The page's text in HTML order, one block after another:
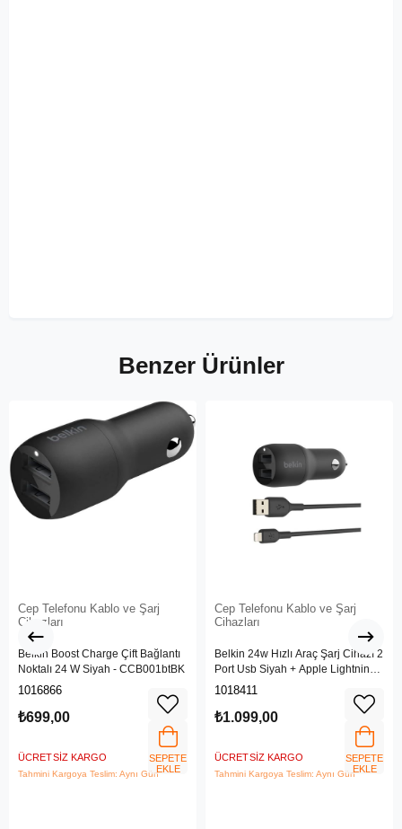
Benzer Ürünler
Cep Telefonu Kablo ve Şarj
Cihazları
Belkin Boost Charge Çift Bağlantı
Noktalı 24 W Siyah - CCB001btBK
1016866
₺699,00
ÜCRETSIZ KARGO
Tahmini Kargoya Teslim: Aynı Gün
SEPETE
EKLE
Cep Telefonu Kablo ve Şarj
Cihazları
Belkin 24w Hızlı Araç Şarj Cihazı 2
Port Usb Siyah + Apple Lightning
Kablo
1018411
₺1.099,00
ÜCRETSIZ KARGO
Tahmini Kargoya Teslim: Aynı Gün
SEPETE
EKLE